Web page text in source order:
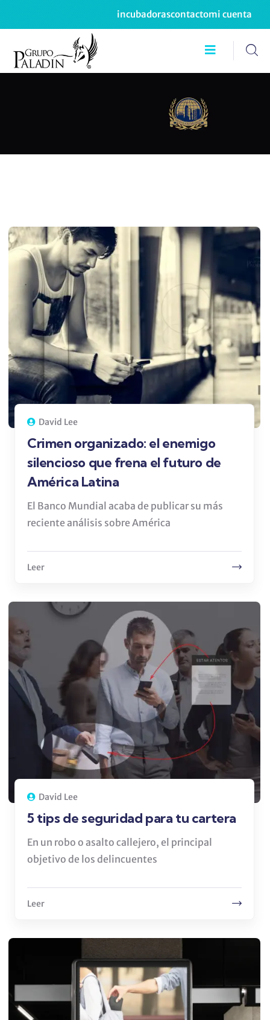
incubadorascontactomi cuenta
David Lee
Crimen organizado: el enemigo
silencioso que frena el futuro de
América Latina
El Banco Mundial acaba de publicar su más
reciente análisis sobre América
Leer
David Lee
5 tips de seguridad para tu cartera
En un robo o asalto callejero, el principal
objetivo de los delincuentes
Leer